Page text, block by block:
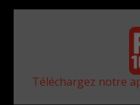
Téléchargez notre